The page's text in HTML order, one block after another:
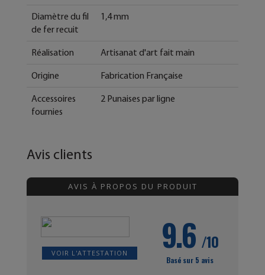
Diamètre du fil
de fer recuit
1,4 mm
Réalisation Artisanat d'art fait main
Origine Fabrication Française
Accessoires
fournies
2 Punaises par ligne
Avis clients
AVIS À PROPOS DU PRODUIT
VOIR L'ATTESTATION 9.6 /10
Basé sur 5 avis